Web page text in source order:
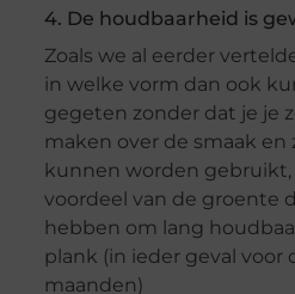
4. De houdbaarheid is
Zoals we al eerder
in welke vorm dan ook
gegeten zonder dat je je
maken over de smaak en
kunnen worden gebruikt,
voordeel van de groente
hebben om lang
plank (in ieder geval voor
maanden)